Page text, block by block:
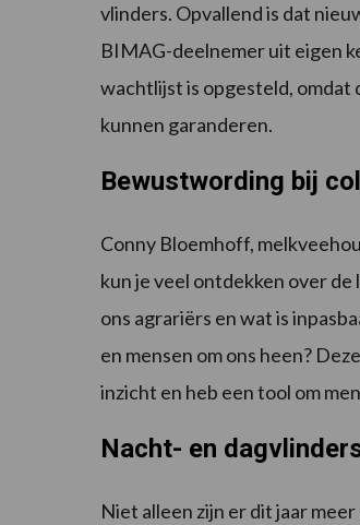
vlinders. Opvallend is dat
BIMAG-deelnemer uit eigen
wachtlijst is opgesteld, omdat
kunnen garanderen.
Bewustwording bij
Conny Bloemhoff,
kun je veel ontdekken over
ons agrariërs en wat is
en mensen om ons heen?
inzicht en heb een tool om
Nacht- en
Niet alleen zijn er dit jaar